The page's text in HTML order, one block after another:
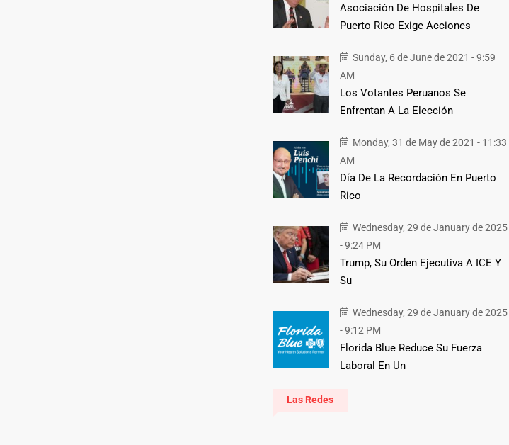
Asociación De Hospitales De
Puerto Rico Exige Acciones
Sunday, 6 de June de 2021 - 9:59
AM
Los Votantes Peruanos Se
Enfrentan A La Elección
Monday, 31 de May de 2021 - 11:33
AM
Día De La Recordación En Puerto
Rico
Wednesday, 29 de January de 2025
- 9:24 PM
Trump, Su Orden Ejecutiva A ICE Y
Su
Wednesday, 29 de January de 2025
- 9:12 PM
Florida Blue Reduce Su Fuerza
Laboral En Un
Las Redes